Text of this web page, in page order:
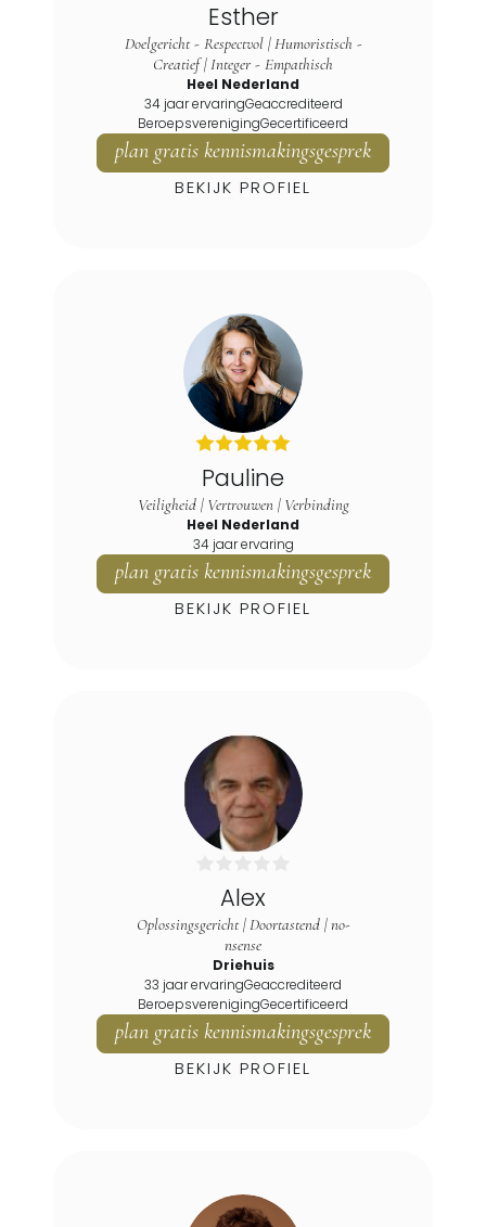
Esther
Doelgericht - Respectvol | Humoristisch -
Creatief | Integer - Empathisch
Heel Nederland
34 jaar ervaringGeaccrediteerd
BeroepsverenigingGecertificeerd
plan gratis kennismakingsgesprek
BEKIJK PROFIEL
Pauline
Veiligheid | Vertrouwen | Verbinding
Heel Nederland
34 jaar ervaring
plan gratis kennismakingsgesprek
BEKIJK PROFIEL
Alex
Oplossingsgericht | Doortastend | no-
nsense
Driehuis
33 jaar ervaringGeaccrediteerd
BeroepsverenigingGecertificeerd
plan gratis kennismakingsgesprek
BEKIJK PROFIEL